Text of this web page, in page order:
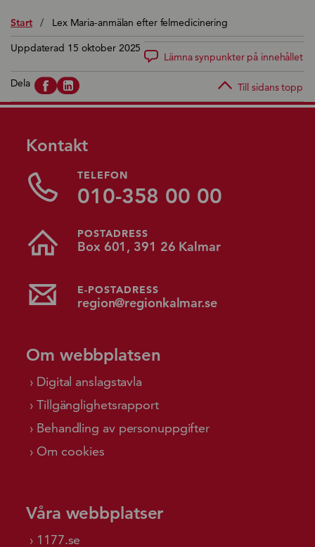
Start /
Lex Maria-anmälan efter felmedicinering
Uppdaterad 15 oktober 2025
Lämna synpunkter på innehållet
Dela Till sidans topp
Kontakt
TELEFON
010-358 00 00
POSTADRESS
Box 601, 391 26 Kalmar
E-POSTADRESS
region@regionkalmar.se
Om webbplatsen
Digital anslagstavla
Tillgänglighetsrapport
Behandling av personuppgifter
Om cookies
Våra webbplatser
1177.se